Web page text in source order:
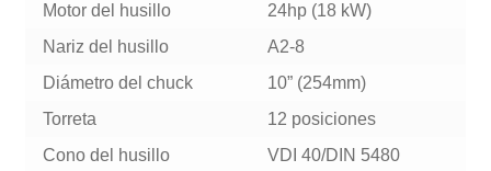
Motor del husillo
24hp (18 kW)
Nariz del husillo
A2-8
Diámetro del chuck
10” (254mm)
Torreta
12 posiciones
Cono del husillo
VDI 40/DIN 5480